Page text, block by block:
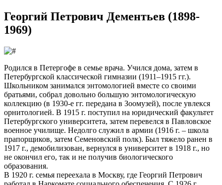
Георгий Петрович Дементьев (1898-
1969)
Родился в Петергофе в семье врача. Учился дома, затем в
Петербургской классической гимназии (1911–1915 гг.).
Школьником занимался энтомологией вместе со своими
братьями, собрал довольно большую энтомологическую
коллекцию (в 1930-е гг. передана в Зоомузей), после увлекся
орнитологией. В 1915 г. поступил на юридический факультет
Петербургского университета, затем перевелся в Павловское
военное училище. Недолго служил в армии (1916 г. – школа
прапорщиков, затем Семеновский полк). Был тяжело ранен в
1917 г., демобилизован, вернулся в университет в 1918 г., но
не окончил его, так и не получив биологического
образования.
В 1920 г. семья переехала в Москву, где Георгий Петрович